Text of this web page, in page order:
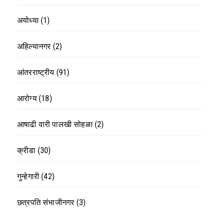
अयोध्या(1)
अहिल्यानगर(2)
आंतरराष्ट्रीय (91)
आरोग्य(18)
आषाढी वारी पालखी सोहळा(2)
क्रीडा (30)
गुन्हेगारी (42)
छत्रपति संभाजीनगर(3)